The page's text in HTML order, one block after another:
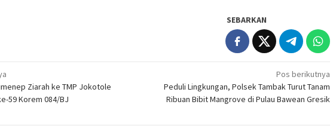
SEBARKAN
Ziarah ke TMP Jokotole
59 Korem 084/BJ
Pos berikutnya
Peduli Lingkungan, Polsek Tambak Turut Tanam
Ribuan Bibit Mangrove di Pulau Bawean Gresik